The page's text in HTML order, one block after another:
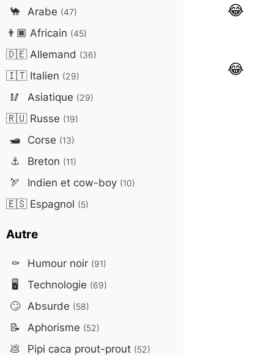
🐪 Arabe (47)
👨🏿 Africain (45)
🇩🇪Allemand (36)
🇮🇹Italien (29)
🥢 Asiatique (29)
🇷🇺Russe (19)
🛥️ Corse (13)
⚓ Breton (11)
🏹 Indien et cow-boy (10)
🇪🇸Espagnol (5)
Autre
⚰️ Humour noir (91)
🖥️ Technologie (69)
🙄 Absurde (58)
📝 Aphorisme (52)
💩 Pipi caca prout-prout (52)